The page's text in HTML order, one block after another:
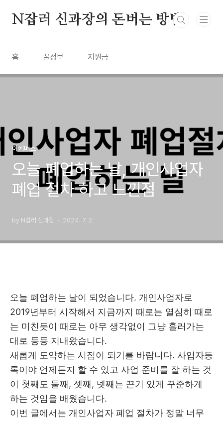
N잡러 신과장의 돈버는 방법
홈 꿀정보 지원금
이커머스
오늘 폐업하는 날, 개인사업자
폐업 절차 하고 느낀점
by N잡러 신과장 2024. 7. 2.
오늘 폐업하는 날이 되었습니다. 개인사업자로
2019년부터 시작해서 지금까지 때로는 열심히 때로
는 미친듯이 때로는 아무 생각없이 그냥 흘러가는
대로 등등 지내왔습니다.
새롭게 도약하는 시점이 되기를 바랍니다. 사업자등
록이야 언제든지 할 수 있고 사업 준비를 잘 하는 것
이 첫째도 둘째, 셋째, 넷째는 끈기 있게 꾸준하게
하는 것임을 배웠습니다.
이번 글에서는 개인사업자 폐업 절차가 정말 너무